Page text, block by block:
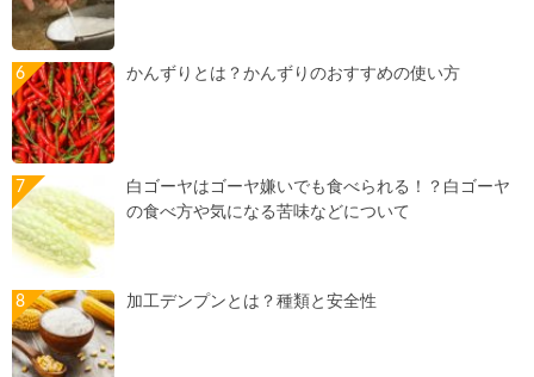
かんずりとは？かんずりのおすすめの使い方
白ゴーヤはゴーヤ嫌いでも食べられる！？白ゴーヤ
の食べ方や気になる苦味などについて
加工デンプンとは？種類と安全性